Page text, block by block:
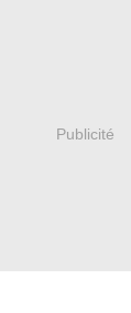
Publicité